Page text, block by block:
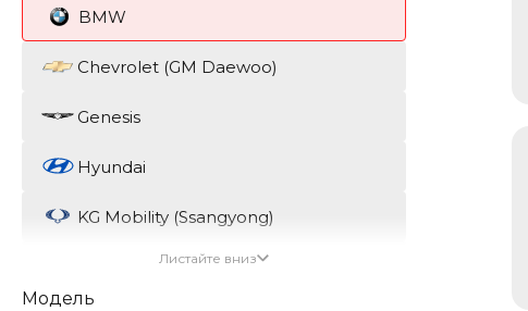
BMW
Chevrolet (GM Daewoo)
Genesis
Hyundai
KG Mobility (Ssangyong)
Листайте вниз
Модель